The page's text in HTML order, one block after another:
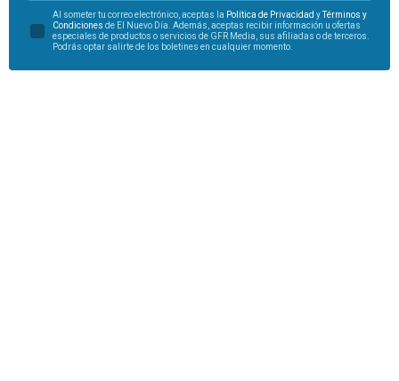
Al someter tu correo electrónico, aceptas la Política de Privacidad y
Términos y
Condiciones de El Nuevo Día. Además, aceptas recibir información u ofertas
especiales de productos o servicios de GFR Media, sus afiliadas o de terceros.
Podrás optar salirte de los boletines en cualquier momento.